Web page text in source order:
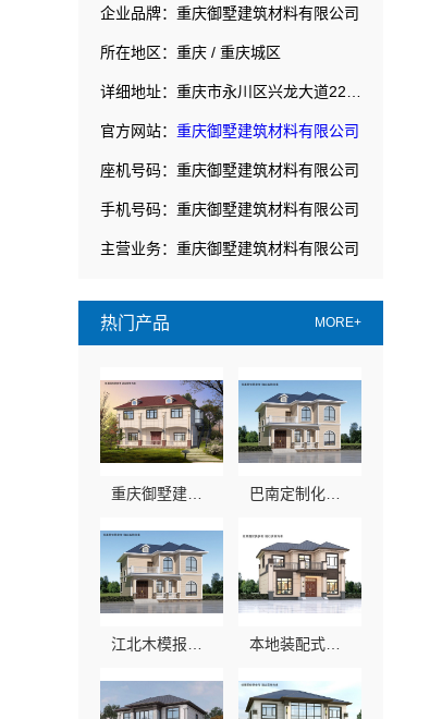
企业品牌：重庆御墅建筑材料有限公司
所在地区：重庆 / 重庆城区
官方网站： 重庆御墅建筑材料有限公司
座机号码：重庆御墅建筑材料有限公司
手机号码：重庆御墅建筑材料有限公司
主营业务：重庆御墅建筑材料有限公司
热门产品 MORE+